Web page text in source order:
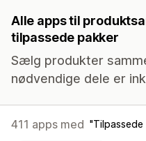
Alle apps til
tilpassede pakker
Sælg produkter
nødvendige dele er
411 apps med